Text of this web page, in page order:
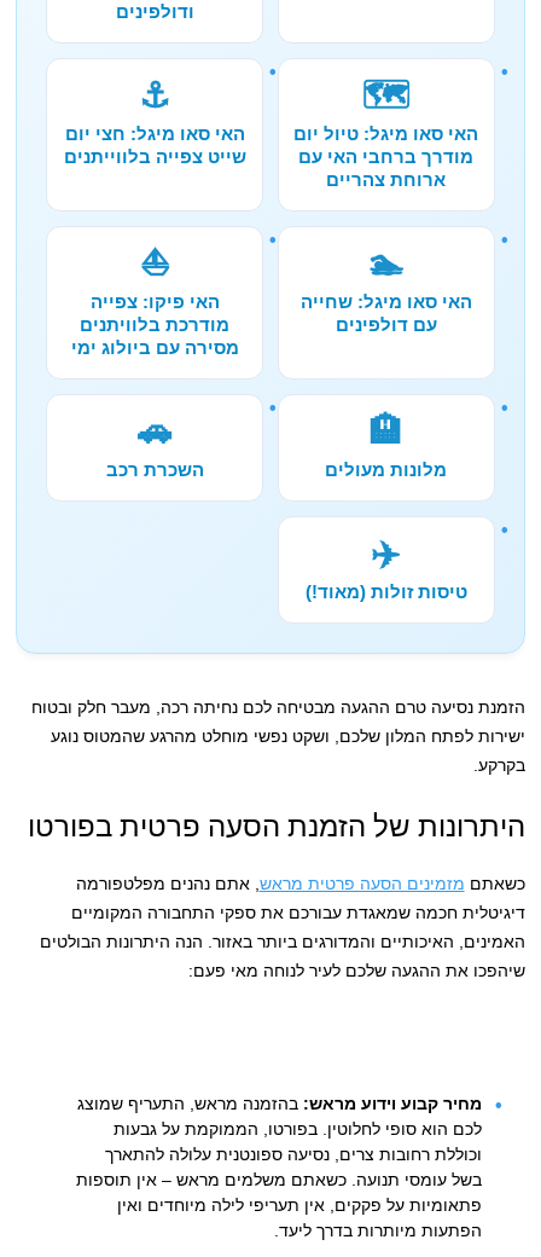
ודולפינים
🗺️
האי סאו מיגל: טיול יום
מודרך ברחבי האי עם
ארוחת צהריים
⚓
האי סאו מיגל: חצי יום
שייט צפייה בלווייתנים
🏊
האי סאו מיגל: שחייה
עם דולפינים
⛵
האי פיקו: צפייה
מודרכת בלוויתנים
מסירה עם ביולוג ימי
🏨
מלונות מעולים
🚗
השכרת רכב
✈️
טיסות זולות (מאוד!)
הזמנת נסיעה טרם ההגעה מבטיחה לכם נחיתה רכה, מעבר חלק ובטוח
ישירות לפתח המלון שלכם, ושקט נפשי מוחלט מהרגע שהמטוס נוגע
בקרקע.
היתרונות של הזמנת הסעה פרטית בפורטו
כשאתם מזמינים הסעה פרטית מראש , אתם נהנים מפלטפורמה
דיגיטלית חכמה שמאגדת עבורכם את ספקי התחבורה המקומיים
האמינים, האיכותיים והמדורגים ביותר באזור. הנה היתרונות הבולטים
שיהפכו את ההגעה שלכם לעיר לנוחה מאי פעם:
מחיר קבוע וידוע מראש: בהזמנה מראש, התעריף שמוצג
לכם הוא סופי לחלוטין. בפורטו, הממוקמת על גבעות
וכוללת רחובות צרים, נסיעה ספונטנית עלולה להתארך
בשל עומסי תנועה. כשאתם משלמים מראש – אין תוספות
פתאומיות על פקקים, אין תעריפי לילה מיוחדים ואין
הפתעות מיותרות בדרך ליעד.